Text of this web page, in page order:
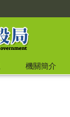
機關簡介